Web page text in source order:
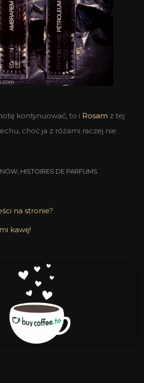
kontynuować, to i Rosam z tej
choć ja z różami raczej nie
HISTOIRES DE PARFUMS
na stronie?
kawę!